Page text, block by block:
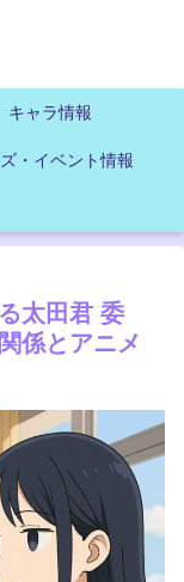
キャラ情報
・イベント情報
太田君 委
係とアニメ